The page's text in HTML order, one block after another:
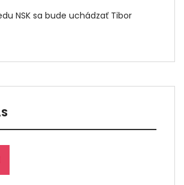
NSK sa bude uchádzať Tibor